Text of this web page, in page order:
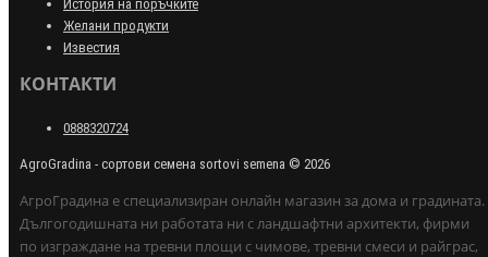
История на поръчките
Желани продукти
Известия
КОНТАКТИ
0888320724
AgroGradina - сортови семена sortovi semena © 2026
АгроГрадина е специализиран онлайн магазин за дома и градината.
Дългогодишната ни работата ни с ландшафтни архитекти, фирми
по изграждане на тревни площи с чимове, тревни смеси и райграс,